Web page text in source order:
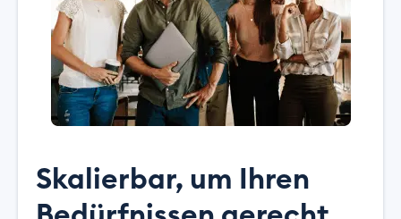
Skalierbar, um Ihren